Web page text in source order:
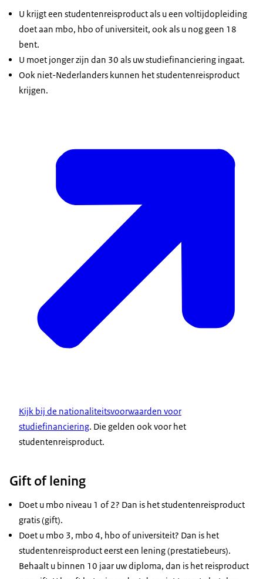
U krijgt een studentenreisproduct als u een voltijdopleiding
doet aan mbo, hbo of universiteit, ook als u nog geen 18
bent.
U moet jonger zijn dan 30 als uw studiefinanciering ingaat.
Ook niet-Nederlanders kunnen het studentenreisproduct
krijgen.
Kijk bij de nationaliteitsvoorwaarden voor
studiefinanciering. Die gelden ook voor het
studentenreisproduct.
Gift of lening
Doet u mbo niveau 1 of 2? Dan is het studentenreisproduct
gratis (gift).
Doet u mbo 3, mbo 4, hbo of universiteit? Dan is het
studentenreisproduct eerst een lening (prestatiebeurs).
Behaalt u binnen 10 jaar uw diploma, dan is het reisproduct